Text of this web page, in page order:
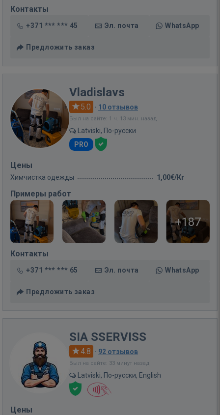
Контакты
+371 *** *** 45 Эл. почта WhatsApp
Предложить заказ
Vladislavs
5.0 · 10 отзывов
Был на сайте: 1 ч. 13 мин. назад
Latviski, По-русски
PRO
Цены
Химчистка одежды 1,00€/Кг
Примеры работ
+187
Контакты
+371 *** *** 65 Эл. почта WhatsApp
Предложить заказ
SIA SSERVISS
4.8 · 92 отзывов
Был на сайте: 33 минут назад
Latviski, По-русски, English
Цены